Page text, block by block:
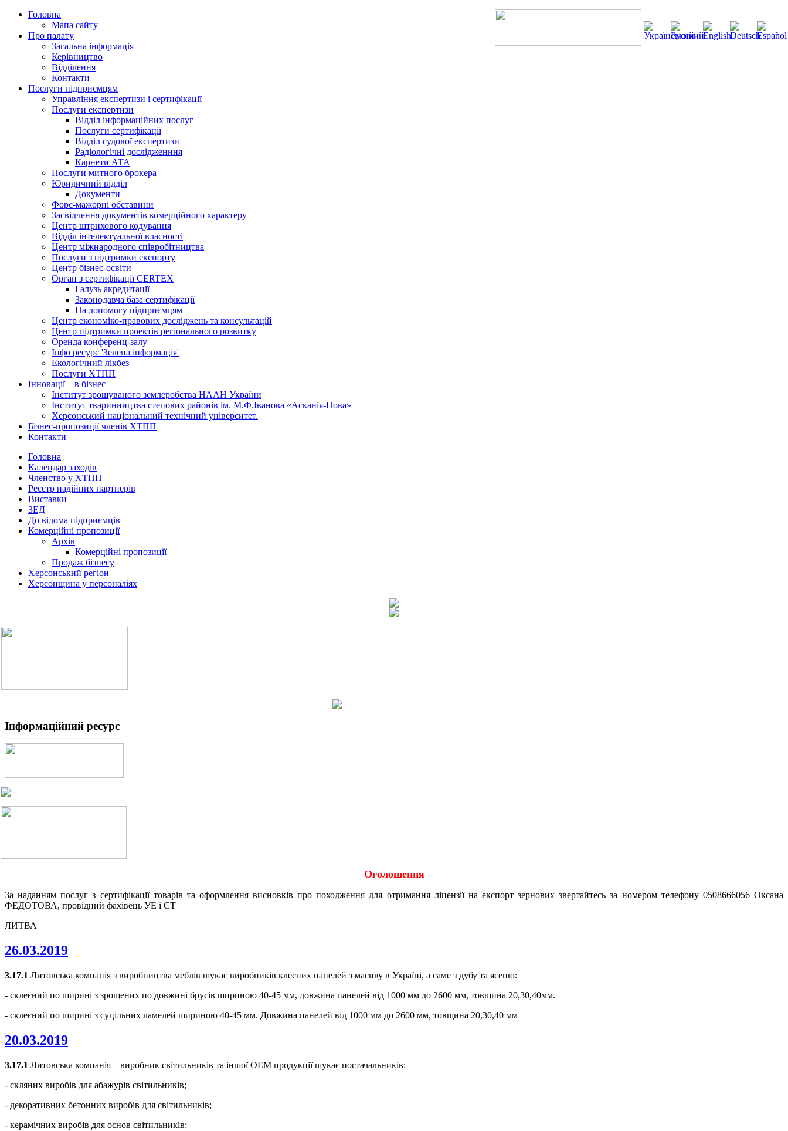
Головна
Мапа сайту
Про палату
Загальна інформація
Керівництво
Відділення
Контакти
Послуги підприємцям
Управління експертизи і сертифікації
Послуги експертизи
Відділ інформаційних послуг
Послуги сертифікації
Відділ судової експертизи
Радіологічні дослідженння
Карнети АТА
Послуги митного брокера
Юридичний відділ
Документи
Форс-мажорні обставини
Засвідчення документів комерційного характеру
Центр штрихового кодування
Відділ інтелектуальної власності
Центр міжнародного співробітництва
Послуги з підтримки експорту
Центр бізнес-освіти
Орган з сертифікації CERTEX
Галузь акредитації
Законодавча база сертифікації
На допомогу підприємцям
Центр економіко-правових досліджень та консультацій
Центр підтримки проектів регіонального розвитку
Оренда конференц-залу
Інфо ресурс 'Зелена інформація'
Екологічний лікбез
Послуги ХТПП
Інновації – в бізнес
Інститут зрошуваного землеробства НААН України
Інститут тваринництва степових районів ім. М.Ф.Іванова «Асканія-Нова»
Херсонський національний технічний університет.
Бізнес-пропозиції членів ХТПП
Контакти
Головна
Календар заходів
Членство у ХТПП
Реєстр надійних партнерів
Виставки
ЗЕД
До відома підприємців
Комерційні пропозиції
Архів
Комерційні пропозиції
Продаж бізнесу
Херсонський регіон
Херсонщина у персоналіях
Інформаційний ресурс
Оголошення
За наданням послуг з сертифікації товарів та оформлення висновків про походження для отримання ліцензії на експорт зернових звертайтесь за номером телефону 0508666056 Оксана
ФЕДОТОВА, провідний фахівець УЕ і СТ
ЛИТВА
26.03.2019
3.17.1 Литовська компанія з виробництва меблів шукає виробників клеєних панелей з масиву в Україні, а саме з дубу та ясеню:
- склеєний по ширині з зрощених по довжині брусів шириною 40-45 мм, довжина панелей від 1000 мм до 2600 мм, товщина 20,30,40мм.
- склеєний по ширині з суцільних ламелей шириною 40-45 мм. Довжина панелей від 1000 мм до 2600 мм, товщина 20,30,40 мм
20.03.2019
3.17.1 Литовська компанія – виробник світильників та іншої ОЕМ продукції шукає постачальників:
- скляних виробів для абажурів світильників;
- декоративних бетонних виробів для світильників;
- керамічних виробів для основ світильників;